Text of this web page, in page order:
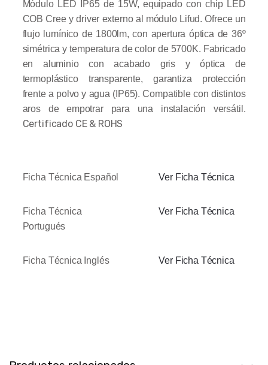
Módulo LED IP65 de 15W, equipado con chip LED
COB Cree y driver externo al módulo Lifud. Ofrece un
flujo lumínico de 1800lm, con apertura óptica de 36º
simétrica y temperatura de color de 5700K. Fabricado
en aluminio con acabado gris y óptica de
termoplástico transparente, garantiza protección
frente a polvo y agua (IP65). Compatible con distintos
aros de empotrar para una instalación versátil.
Certificado CE & ROHS
Ficha Técnica Español Ver Ficha Técnica
Ficha Técnica
Portugués
Ver Ficha Técnica
Ficha Técnica Inglés Ver Ficha Técnica